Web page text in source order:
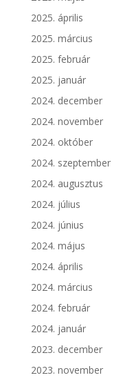
2025. április
2025. március
2025. február
2025. január
2024. december
2024. november
2024. október
2024. szeptember
2024. augusztus
2024. július
2024. június
2024. május
2024. április
2024. március
2024. február
2024. január
2023. december
2023. november